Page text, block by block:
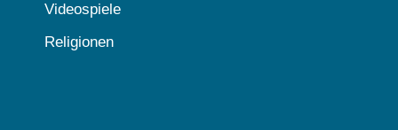
Videospiele
Religionen